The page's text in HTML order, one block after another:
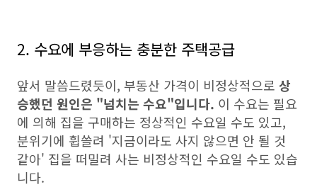
2. 수요에 부응하는 충분한 주택공급
앞서 말씀드렸듯이, 부동산 가격이 비정상적으로 상
승했던 원인은 "넘치는 수요"입니다. 이 수요는 필요
에 의해 집을 구매하는 정상적인 수요일 수도 있고,
분위기에 휩쓸려 '지금이라도 사지 않으면 안 될 것
같아' 집을 떠밀려 사는 비정상적인 수요일 수도 있습
니다.